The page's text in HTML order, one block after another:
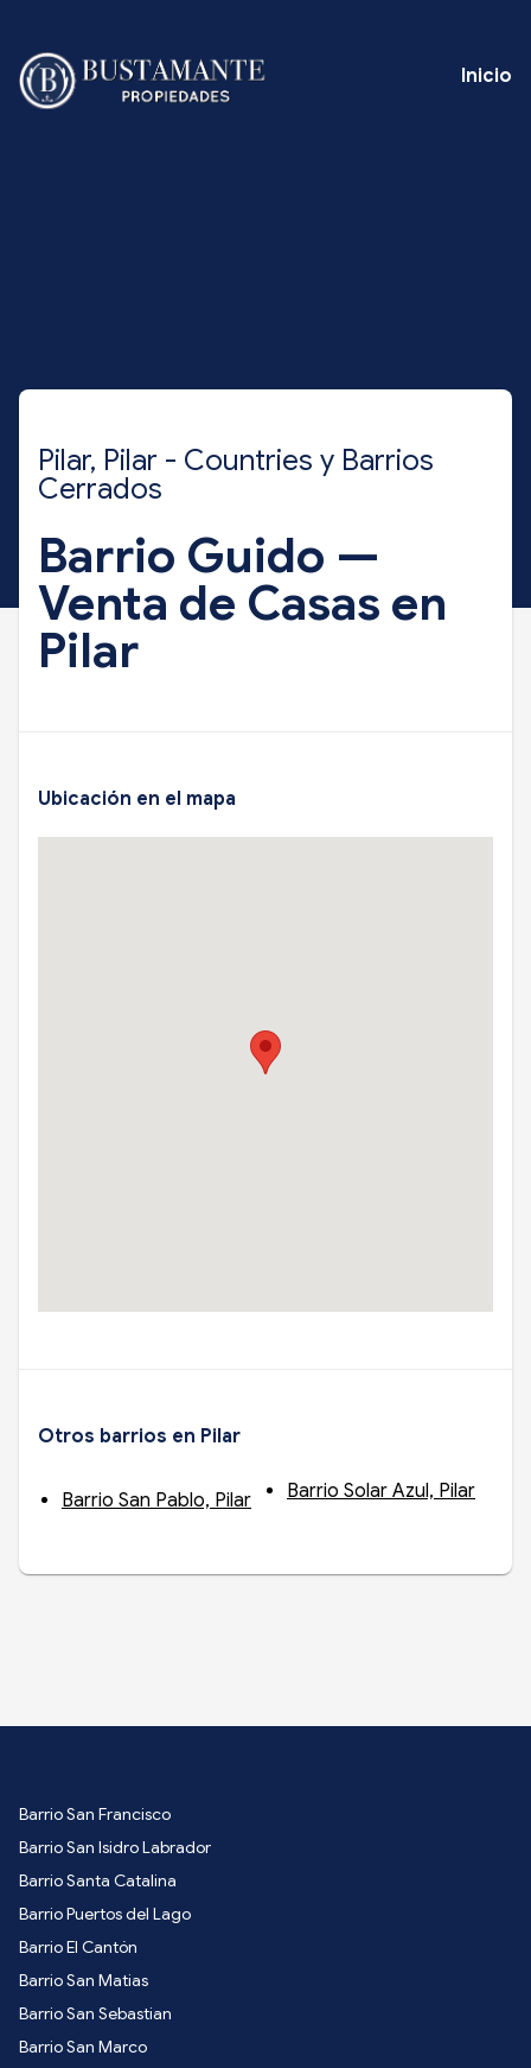
Inicio
Pilar, Pilar - Countries y Barrios
Cerrados
Barrio Guido —
Venta de Casas en
Pilar
Ubicación en el mapa
Otros barrios en Pilar
Barrio San Pablo, Pilar Barrio Solar Azul, Pilar
Barrio San Francisco
Barrio San Isidro Labrador
Barrio Santa Catalina
Barrio Puertos del Lago
Barrio El Cantón
Barrio San Matias
Barrio San Sebastian
Barrio San Marco